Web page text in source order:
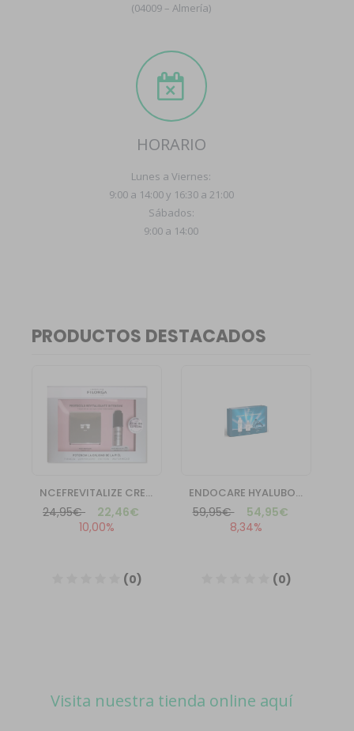
(04009 – Almería)
HORARIO
Lunes a Viernes:
9:00 a 14:00 y 16:30 a 21:00
Sábados:
9:00 a 14:00
Visita nuestra tienda online aquí